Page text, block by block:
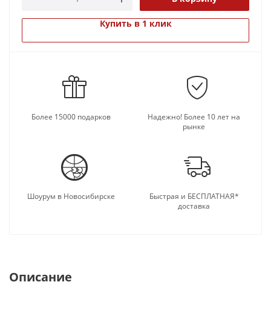
Купить в 1 клик
Более 15000 подарков
Надежно! Более 10 лет на
рынке
Шоурум в Новосибирске
Быстрая и БЕСПЛАТНАЯ*
доставка
Описание